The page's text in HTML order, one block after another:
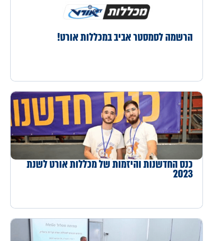
הרשמה לסמסטר אביב במכללות אורט!
כנס החדשנות והיזמות של מכללות אורט לשנת
2023